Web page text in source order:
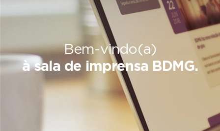
Bem-vindo(a)
à sala de imprensa BDMG.